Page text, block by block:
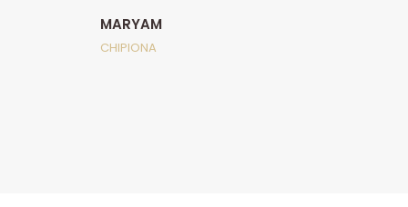
MARYAM
CHIPIONA